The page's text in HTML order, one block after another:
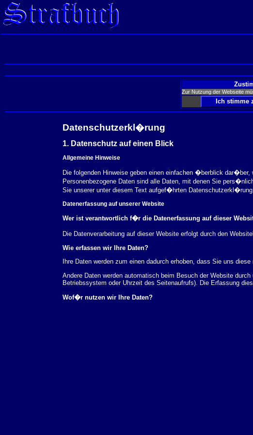
Zur Nutzung der Webseite
Datenschutzerkl�rung
1. Datenschutz auf einen Blick
Allgemeine Hinweise
Die folgenden Hinweise geben einen einfachen �berblick
Personenbezogene Daten sind alle Daten, mit denen Sie
Sie unserer unter diesem Text aufgef�hrten Datenschutzerkl�rung.
Datenerfassung auf unserer Website
Wer ist verantwortlich f�r die Datenerfassung auf dieser
Die Datenverarbeitung auf dieser Website erfolgt durch den
Wie erfassen wir Ihre Daten?
Ihre Daten werden zum einen dadurch erhoben, dass Sie uns
Andere Daten werden automatisch beim Besuch der Website
Betriebssystem oder Uhrzeit des Seitenaufrufs). Die Erfassung
Wof�r nutzen wir Ihre Daten?